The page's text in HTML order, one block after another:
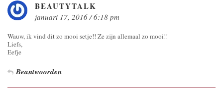
BEAUTYTALK
januari 17, 2016 / 6:18 pm
Wauw, ik vind dit zo mooi setje!! Ze zijn allemaal zo mooi!!
Liefs,
Eefje
Beantwoorden